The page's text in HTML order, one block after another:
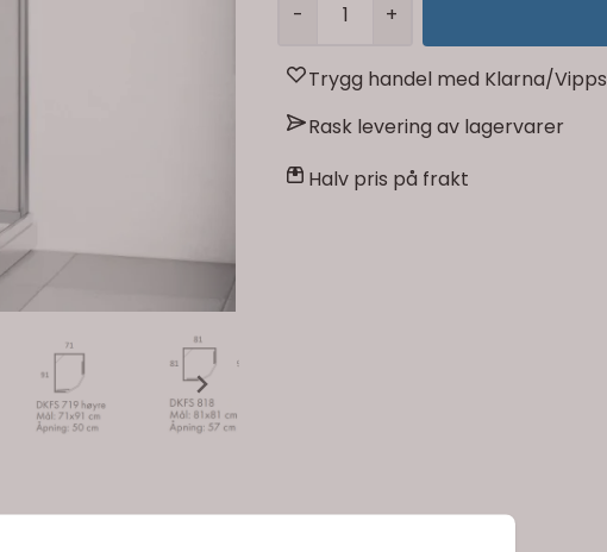
- +
Trygg handel med Klarna/Vipps
Rask levering av lagervarer
Halv pris på frakt